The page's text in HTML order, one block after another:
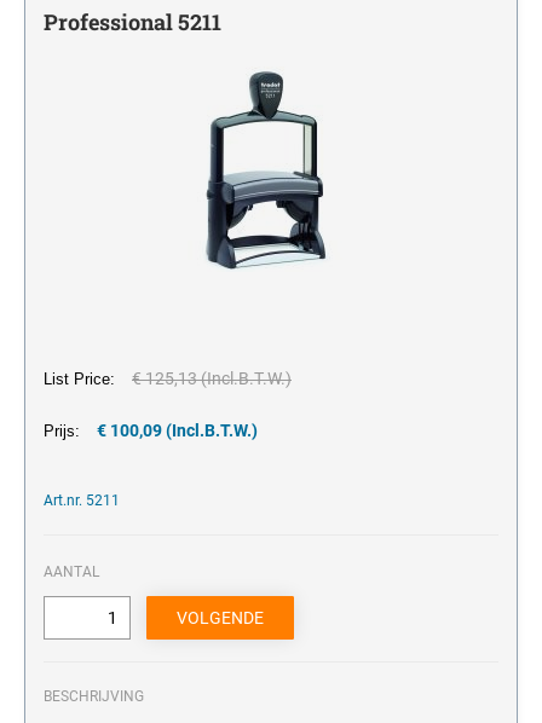
één kleur
VOORRAAD TEKSTSTEMPELS
Office Printy met standaard tekst in Frans
CIJFERSTEMPELS
Stempelkussens
LABEL YOUR LIFE
Professional 5211
List Price: € 125,13 (Incl.B.T.W.)
Prijs: € 100,09 (Incl.B.T.W.)
Art.nr. 5211
AANTAL
BESCHRIJVING